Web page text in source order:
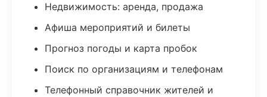
Недвижимость: аренда, продажа
Афиша мероприятий и билеты
Прогноз погоды и карта пробок
Поиск по организациям и телефонам
Телефонный справочник жителей и